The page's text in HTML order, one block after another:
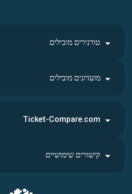
טורנירים מובילים
מועדונים מובילים
Ticket-Compare.com
קישורים שימושיים